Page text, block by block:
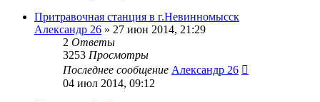
Притравочная станция в г.Невинномысск
Александр 26 » 27 июн 2014, 21:29
2 Ответы
3253 Просмотры
Последнее сообщение Александр 26
04 июл 2014, 09:12